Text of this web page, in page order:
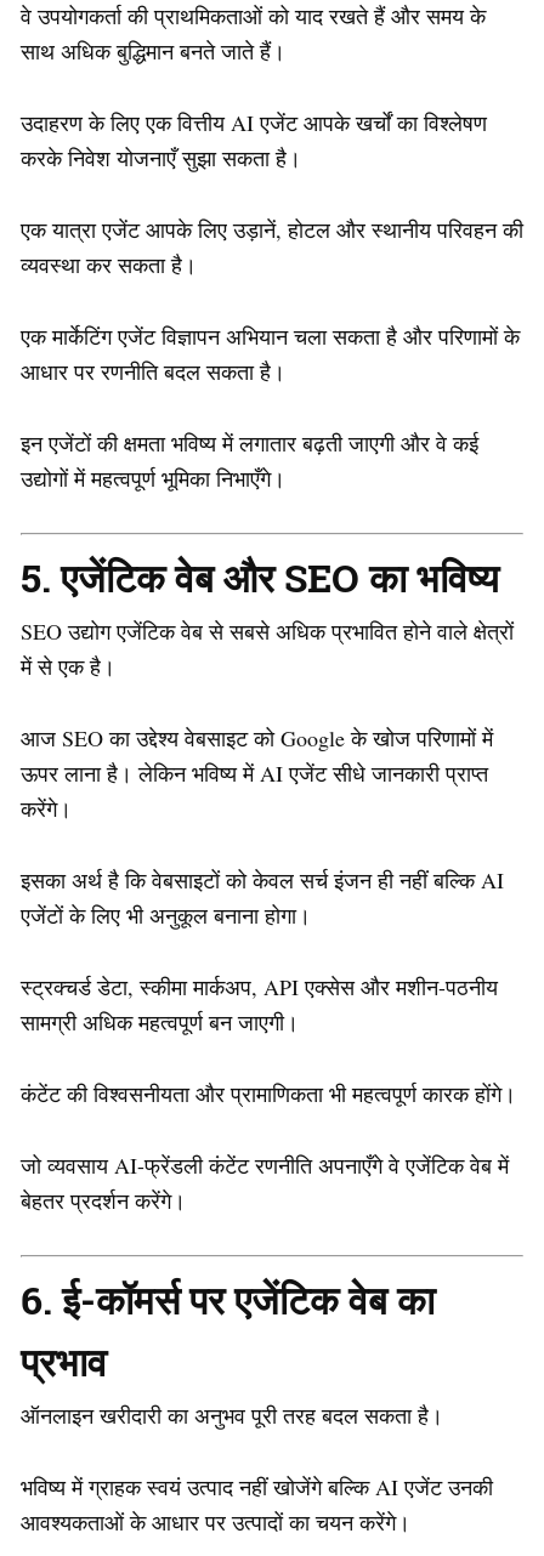
वे उपयोगकर्ता की प्राथमिकताओं को याद रखते हैं और समय के
साथ अधिक बुद्धिमान बनते जाते हैं।
उदाहरण के लिए एक वित्तीय AI एजेंट आपके खर्चों का विश्लेषण
करके निवेश योजनाएँ सुझा सकता है।
एक यात्रा एजेंट आपके लिए उड़ानें, होटल और स्थानीय परिवहन की
व्यवस्था कर सकता है।
एक मार्केटिंग एजेंट विज्ञापन अभियान चला सकता है और परिणामों के
आधार पर रणनीति बदल सकता है।
इन एजेंटों की क्षमता भविष्य में लगातार बढ़ती जाएगी और वे कई
उद्योगों में महत्वपूर्ण भूमिका निभाएँगे।
5. एजेंटिक वेब और SEO का भविष्य
SEO उद्योग एजेंटिक वेब से सबसे अधिक प्रभावित होने वाले क्षेत्रों
में से एक है।
आज SEO का उद्देश्य वेबसाइट को Google के खोज परिणामों में
ऊपर लाना है। लेकिन भविष्य में AI एजेंट सीधे जानकारी प्राप्त
करेंगे।
इसका अर्थ है कि वेबसाइटों को केवल सर्च इंजन ही नहीं बल्कि AI
एजेंटों के लिए भी अनुकूल बनाना होगा।
स्ट्रक्चर्ड डेटा, स्कीमा मार्कअप, API एक्सेस और मशीन-पठनीय
सामग्री अधिक महत्वपूर्ण बन जाएगी।
कंटेंट की विश्वसनीयता और प्रामाणिकता भी महत्वपूर्ण कारक होंगे।
जो व्यवसाय AI-फ्रेंडली कंटेंट रणनीति अपनाएँगे वे एजेंटिक वेब में
बेहतर प्रदर्शन करेंगे।
6. ई-कॉमर्स पर एजेंटिक वेब का
प्रभाव
ऑनलाइन खरीदारी का अनुभव पूरी तरह बदल सकता है।
भविष्य में ग्राहक स्वयं उत्पाद नहीं खोजेंगे बल्कि AI एजेंट उनकी
आवश्यकताओं के आधार पर उत्पादों का चयन करेंगे।